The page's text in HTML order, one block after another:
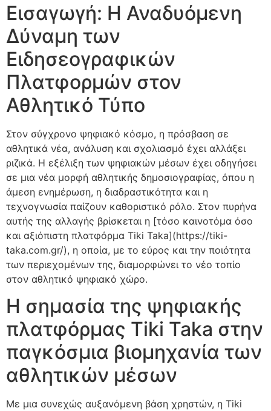
Εισαγωγή: Η Αναδυόμενη
Δύναμη των
Ειδησεογραφικών
Πλατφορμών στον
Αθλητικό Τύπο
Στον σύγχρονο ψηφιακό κόσμο, η πρόσβαση σε
αθλητικά νέα, ανάλυση και σχολιασμό έχει αλλάξει
ριζικά. Η εξέλιξη των ψηφιακών μέσων έχει οδηγήσει
σε μια νέα μορφή αθλητικής δημοσιογραφίας, όπου η
άμεση ενημέρωση, η διαδραστικότητα και η
τεχνογνωσία παίζουν καθοριστικό ρόλο. Στον πυρήνα
αυτής της αλλαγής βρίσκεται η [τόσο καινοτόμα όσο
και αξιόπιστη πλατφόρμα Tiki Taka](https://tiki-
taka.com.gr/), η οποία, με το εύρος και την ποιότητα
των περιεχομένων της, διαμορφώνει το νέο τοπίο
στον αθλητικό ψηφιακό χώρο.
Η σημασία της ψηφιακής
πλατφόρμας Tiki Taka στην
παγκόσμια βιομηχανία των
αθλητικών μέσων
Με μια συνεχώς αυξανόμενη βάση χρηστών, η Tiki